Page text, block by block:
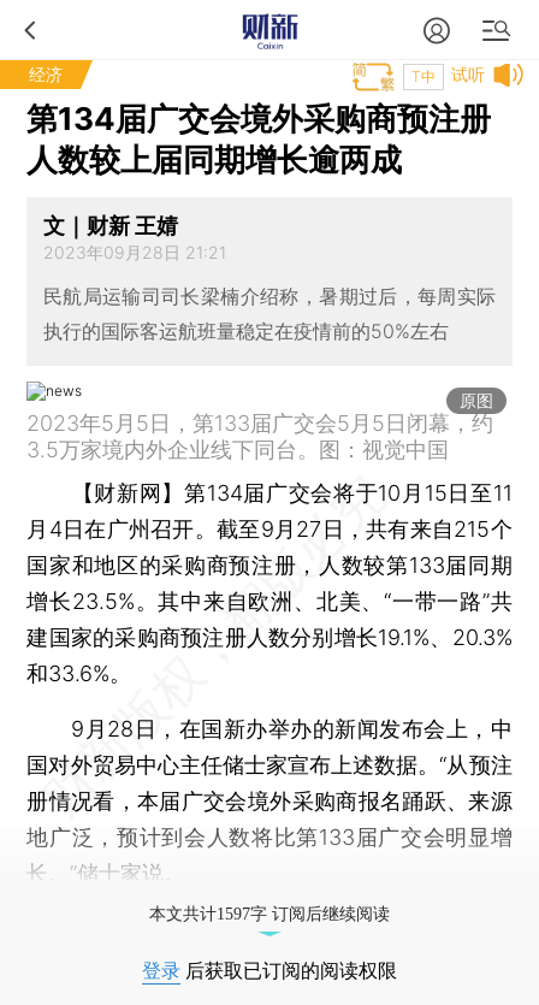
经济 试听
T中
第134届广交会境外采购商预注册
人数较上届同期增长逾两成
文｜财新 王婧
2023年09月28日 21:21
民航局运输司司长梁楠介绍称，暑期过后，每周实际
执行的国际客运航班量稳定在疫情前的50%左右
原图
2023年5月5日，第133届广交会5月5日闭幕，约
3.5万家境内外企业线下同台。图：视觉中国
【财新网】第134届广交会将于10月15日至11
月4日在广州召开。截至9月27日，共有来自215个
国家和地区的采购商预注册，人数较第133届同期
增长23.5%。其中来自欧洲、北美、“一带一路”共
建国家的采购商预注册人数分别增长19.1%、20.3%
和33.6%。
9月28日，在国新办举办的新闻发布会上，中
国对外贸易中心主任储士家宣布上述数据。“从预注
册情况看，本届广交会境外采购商报名踊跃、来源
地广泛，预计到会人数将比第133届广交会明显增
长。”储士家说。
本文共计1597字 订阅后继续阅读
登录 后获取已订阅的阅读权限